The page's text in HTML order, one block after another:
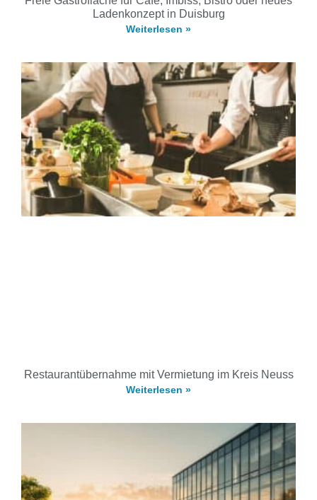
Ladenkonzept in Duisburg
Weiterlesen »
Restaurantübernahme mit Vermietung im Kreis Neuss
Weiterlesen »